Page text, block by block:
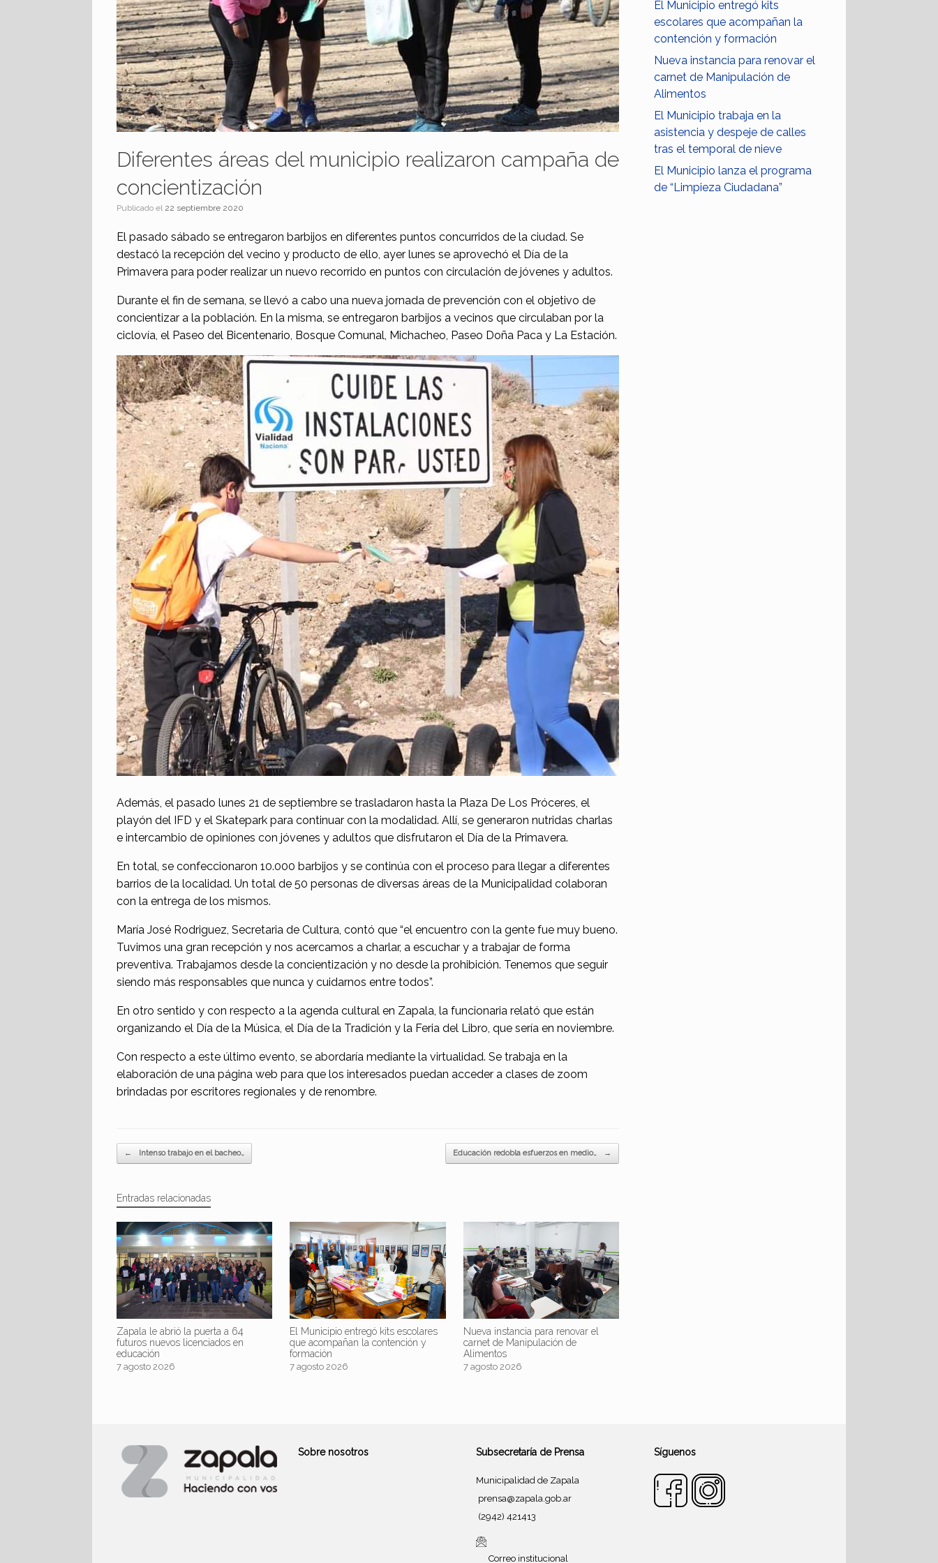
Diferentes áreas del municipio realizaron campaña de
concientización
Publicado el 22 septiembre 2020
El pasado sábado se entregaron barbijos en diferentes puntos concurridos de la ciudad. Se
destacó la recepción del vecino y producto de ello, ayer lunes se aprovechó el Día de la
Primavera para poder realizar un nuevo recorrido en puntos con circulación de jóvenes y adultos.
Durante el fin de semana, se llevó a cabo una nueva jornada de prevención con el objetivo de
concientizar a la población. En la misma, se entregaron barbijos a vecinos que circulaban por la
ciclovía, el Paseo del Bicentenario, Bosque Comunal, Michacheo, Paseo Doña Paca y La Estación.
Además, el pasado lunes 21 de septiembre se trasladaron hasta la Plaza De Los Próceres, el
playón del IFD y el Skatepark para continuar con la modalidad. Allí, se generaron nutridas charlas
e intercambio de opiniones con jóvenes y adultos que disfrutaron el Día de la Primavera.
En total, se confeccionaron 10.000 barbijos y se continúa con el proceso para llegar a diferentes
barrios de la localidad. Un total de 50 personas de diversas áreas de la Municipalidad colaboran
con la entrega de los mismos.
María José Rodriguez, Secretaria de Cultura, contó que “el encuentro con la gente fue muy bueno.
Tuvimos una gran recepción y nos acercamos a charlar, a escuchar y a trabajar de forma
preventiva. Trabajamos desde la concientización y no desde la prohibición. Tenemos que seguir
siendo más responsables que nunca y cuidarnos entre todos”.
En otro sentido y con respecto a la agenda cultural en Zapala, la funcionaria relató que están
organizando el Día de la Música, el Día de la Tradición y la Feria del Libro, que sería en noviembre.
Con respecto a este último evento, se abordaría mediante la virtualidad. Se trabaja en la
elaboración de una página web para que los interesados puedan acceder a clases de zoom
brindadas por escritores regionales y de renombre.
Navegador de artículos
← Intenso trabajo en el bacheo… Educación redobla esfuerzos en medio… →
Entradas relacionadas
Zapala le abrió la puerta a 64
futuros nuevos licenciados en
educación
7 agosto 2026
El Municipio entregó kits escolares
que acompañan la contención y
formación
7 agosto 2026
Nueva instancia para renovar el
carnet de Manipulación de
Alimentos
7 agosto 2026
El Municipio entregó kits
escolares que acompañan la
contención y formación
Nueva instancia para renovar el
carnet de Manipulación de
Alimentos
El Municipio trabaja en la
asistencia y despeje de calles
tras el temporal de nieve
El Municipio lanza el programa
de “Limpieza Ciudadana”
Sobre nosotros Subsecretaría de Prensa
Municipalidad de Zapala
prensa@zapala.gob.ar
(2942) 421413
Correo institucional
Síguenos